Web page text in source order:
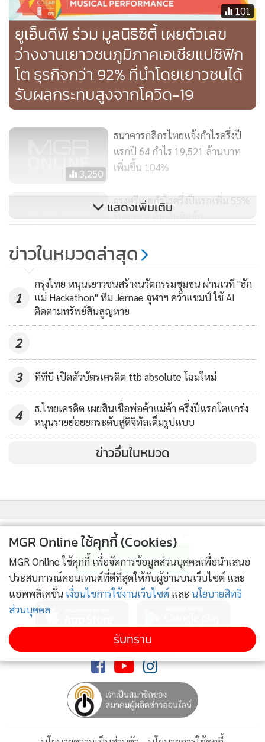
เหลือแก่ลูกค้าของธนาคารที่ได้รับผลกระทบผ่านโครงการช่วย
เหลือทางการเงินต่างๆ และผ่านกิจกรรมเพื่อสังคมของธนาคาร
รวมถึงการยกเว้นค่าบริการส่งอาหารบนแพลตฟอร์มส่งอาหารโร
บินฮู้ดของธนาคารภายใต้แนวคิด “สังคมอยู่รอด ธนาคารก็จะ
รอดไปด้วย”
นอกจากนี้ ธนาคารได้เตรียมความพร้อมสำหรับการปรับปรุง
โครงสร้างหนี้แบบเบ็ดเสร็จเพื่อช่วยให้ลูกค้าอยู่รอดและฟื้นตัว
จากวิกฤตครั้งนี้แบบยั่งยืนให้มากที่สุด ในขณะเดียวกัน ธนาคาร
ยังคงหาโอกาสทางธุรกิจหลังยุควิกฤตโควิด-19 โดยต่อยอดธุรกิจ
ใหม่ที่มีศักยภาพเติบโตสูง และนำเสนอประสบการณ์ธนาคาร
ดิจิทัลแห่งอนาคต ควบคู่ไปกับการยกระดับความผูกพันกับลูกค้า
ให้ครอบคลุมมากกว่าธุรกิจการเงิน
101
ยูเอ็นดีพี ร่วม มูลนิธิซิตี้ เผยตัวเลข
ว่างงานเยาวชนภูมิภาคเอเชียแปซิฟิก
โต ธุรกิจกว่า 92% ที่นำโดยเยาวชนได้
รับผลกระทบสูงจากโควิด-19
3,250
ธนาคารกสิกรไทยแจ้งกำไรครึ่งปี
แรกปี 64 กำไร 19,521 ล้านบาท
เพิ่มขึ้น 104%
กรุงศรีเผยกำไรครึ่งปีแรกเพิ่ม 55%
รับผลขายหุ้นเงินติดล้อ
201
ตลท.หนุนห้องรักษาผู้ป่วย COVID-
19 รพ.ลาดกระบัง
แสดงเพิ่มเติม
ข่าวในหมวดล่าสุด
1
กรุงไทย หนุนเยาวชนสร้างนวัตกรรมชุมชน ผ่านเวที "ฮัก
แม่ Hackathon" ทีม Jernae จุฬาฯ คว้าแชมป์ ใช้ AI
ติดตามทรัพย์สินสูญหาย
2
3 ทีทีบี เปิดตัวบัตรเครดิต ttb absolute โฉมใหม่
4
ธ.ไทยเครดิต เผยสินเชื่อพ่อค้าแม่ค้า ครึ่งปีแรกโตแกร่ง
หนุนรายย่อยยกระดับสู่ดิจิทัลเต็มรูปแบบ
ข่าวอื่นในหมวด
ติดตามข่าวสารผ่านทาง LINE
MGR Online Application
ติดตาม MGR Online
MGR Online ใช้คุกกี้ (Cookies)
MGR Online ใช้คุกกี้ เพื่อจัดการข้อมูลส่วนบุคคลเพื่อนำเสนอ
ประสบการณ์คอนเทนต์ที่ดีที่สุดให้กับผู้อ่านบนเว็บไซต์ และ
แอพพลิเคชั่น เงื่อนไขการใช้งานเว็บไซต์ และ นโยบายสิทธิ
ส่วนบุคคล
รับทราบ